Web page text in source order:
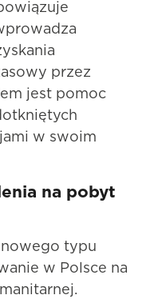
przez
jest pomoc
w swoim
na pobyt
typu
w Polsce na